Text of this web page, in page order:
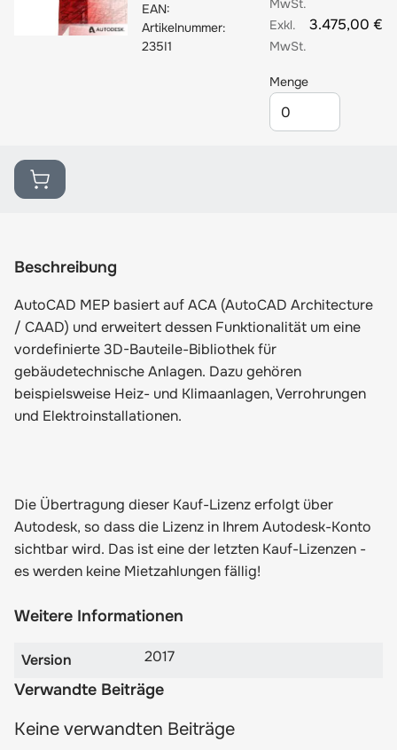
EAN:
Artikelnummer:
235I1
3.475,00 €
Menge
Beschreibung
AutoCAD MEP basiert auf ACA (AutoCAD Architecture
/ CAAD) und erweitert dessen Funktionalität um eine
vordefinierte 3D-Bauteile-Bibliothek für
gebäudetechnische Anlagen. Dazu gehören
beispielsweise Heiz- und Klimaanlagen, Verrohrungen
und Elektroinstallationen.
Die Übertragung dieser Kauf-Lizenz erfolgt über
Autodesk, so dass die Lizenz in Ihrem Autodesk-Konto
sichtbar wird. Das ist eine der letzten Kauf-Lizenzen -
es werden keine Mietzahlungen fällig!
Weitere Informationen
Version 2017
Verwandte Beiträge
Keine verwandten Beiträge